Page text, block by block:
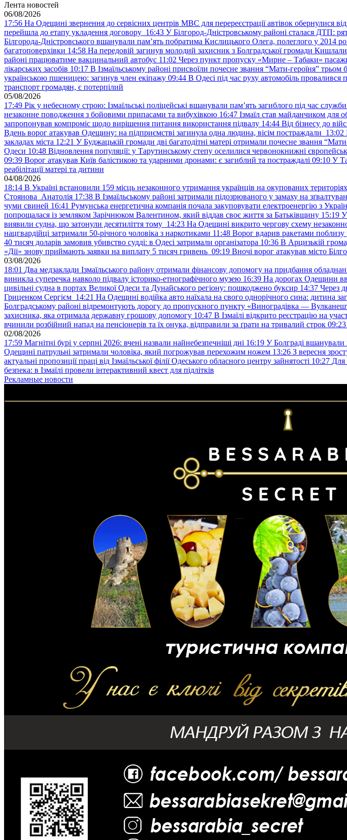
Лента новостей
06/08/2026
17:56 На Одещині звернення до сервісних центрів МВС для перереєстрації автівок обернулися
перейшла до етапу укладення договору 16:43 У Білгород-Дністровському районі сталася ДТП:
Білгорода-Дністровського вшанували пам’ять побратима Кислицького Олега, полеглого у 2014
багатоповерхівки 14:58 На передовій загинув молодий захисник з Болградської громади
районі працюватиме вакцинальний автобус 11:02 Через пункт пропуску «Мирне – Табаки»
лікарських засобів 10:17 В Ізмаїльському районі присвоїли почесне звання “Мати-героїня” трьом
українською пшеницею: загинув член екіпажу 09:44 В Одесі під час руху автомобіль провалився
транспорт громадян, є потерпілий
05/08/2026
17:49 Рік у небесному строю: Ізмаїльські поліцейські вшанували пам’ять загиблого під час
незаконне поводження з бойовими припасами та вибухівкою 16:47 Ізмаїл став майданчиком для
запропонував компроміс щодо вирішення питання використання підвалу 14:44 Від бізнесу до
Вдень ворог атакував Одещину: на підприємстві загинула одна людина, вісім постраждали 13:02
закладах міста 12:21 У Буджацькій громади дві багатодітні матері отримали почесне звання
Одеси 10:48 Відновлення популяції: у Тарутинському степу оселилися червонокнижні
09:39 Ворог атакував Київ балістикою та ударними дронами: є загиблий та постраждалі 09:10 У
реабілітації матері та дитини
04/08/2026
18:14 В Україні встановили 159 місць незаконного утримання українців на окупованих
Стоянова Анатолія 17:38 В Ізмаїльському районі затримали підозрюваного у замаху на
чуми свиней 16:41 Румунська енергетична компанія почала закуповувати електроенергію з
попрощалася із земляком Зарічнюком Валентином, який віддав своє життя за Батьківщину 15:19 У
виявили судна, що затонули десятиліття тому 14:23 На Одещині викрито чергову схему
нацгвардійці затримали 50-річного чоловіка з наркотиками 11:48 Ворог вдарив ракетами
40 тисяч доларів замовив убивство судді: в Одесі затримали організатора 10:36 В Арцизькій
«Дії» знову приймають заявки на виплату 5 тисяч гривень 09:19 Вночі ворог атакував місто
03/08/2026
18:01 Два медзаклади Ізмаїльського району отримали фінансову допомогу на придбання
виникла суперечка навколо підвалу історико-етнографічного музею 16:39 На дорогах Одещини
цивільні судна в портах Великої Одеси та Дунайського регіону: пошкоджено буксир 14:37 Через
Гриценком Сергієм 14:21 На Одещині водійка авто наїхала на свого однорічного сина: дитина
Болградському районі відремонтують дорогу до пропускного пункту «Виноградівка —
захисника, яка отримала державну грошову допомогу 10:47 В Ізмаїлі відкрито реєстрацію на
вчинили розбійний напад на пенсіонерів та їх онука, відправили за ґрати на тривалий строк 09:23
02/08/2026
17:59 Магнітні бурі у серпні 2026: вчені назвали найнебезпечніші дні 16:19 У Болграді вшанували
Одещині патрульні затримали чоловіка, який погрожував перехожим ножем 13:26 З вересня
актуальні пропозиції праці від Ізмаїльської філії Одеського обласного центру зайнятості 10:27 Для
безпека: в Ізмаїлі провели інтерактивний квест для підлітків
Рекламные новости